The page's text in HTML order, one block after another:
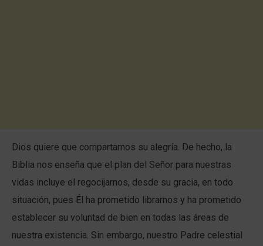
Dios quiere que compartamos su alegría. De hecho, la
Biblia nos enseña que el plan del Señor para nuestras
vidas incluye el regocijarnos, desde su gracia, en todo
situación, pues Él ha prometido librarnos y ha prometido
establecer su voluntad de bien en todas las áreas de
nuestra existencia. Sin embargo, nuestro Padre celestial